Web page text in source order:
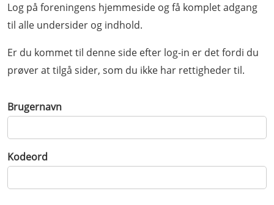
Log på foreningens hjemmeside og få komplet adgang
til alle undersider og indhold.
Er du kommet til denne side efter log-in er det fordi du
prøver at tilgå sider, som du ikke har rettigheder til.
Brugernavn
Kodeord